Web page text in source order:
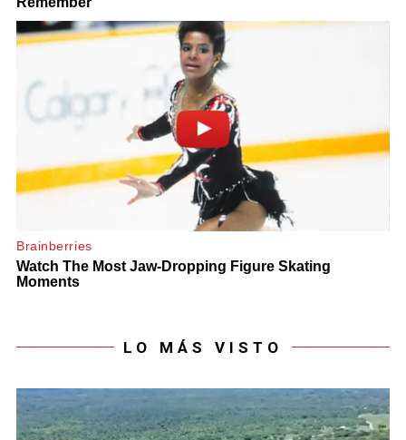
LO MÁS VISTO